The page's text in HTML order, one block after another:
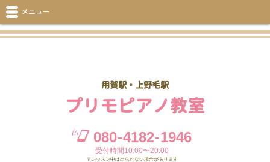
用賀駅・上野毛駅
プリモピアノ教室
080-4182-1946
受付時間10:00〜20:00
※レッスン中は出られない場合があります
メニュー